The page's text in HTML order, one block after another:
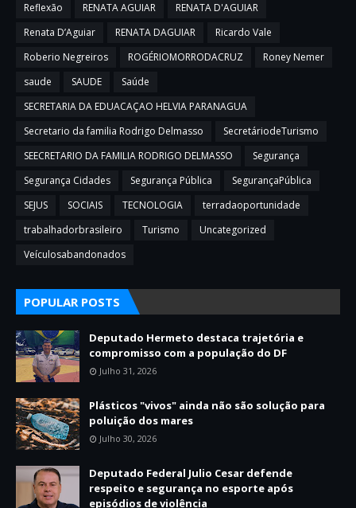
Reflexão
RENATA AGUIAR
RENATA D'AGUIAR
Renata D’Aguiar
RENATA DAGUIAR
Ricardo Vale
Roberio Negreiros
ROGÉRIOMORRODACRUZ
Roney Nemer
saude
SAUDE
Saúde
SECRETARIA DA EDUACAÇAO HELVIA PARANAGUA
Secretario da familia Rodrigo Delmasso
SecretáriodeTurismo
SEECRETARIO DA FAMILIA RODRIGO DELMASSO
Segurança
Segurança Cidades
Segurança Pública
SegurançaPública
SEJUS
SOCIAIS TECNOLOGIA
terradaoportunidade
trabalhadorbrasileiro
Turismo
Uncategorized
Veículosabandonados
POPULAR POSTS
Deputado Hermeto destaca trajetória e
compromisso com a população do DF
Julho 31, 2026
Plásticos "vivos" ainda não são solução para
poluição dos mares
Julho 30, 2026
Deputado Federal Julio Cesar defende
respeito e segurança no esporte após
episódios de violência